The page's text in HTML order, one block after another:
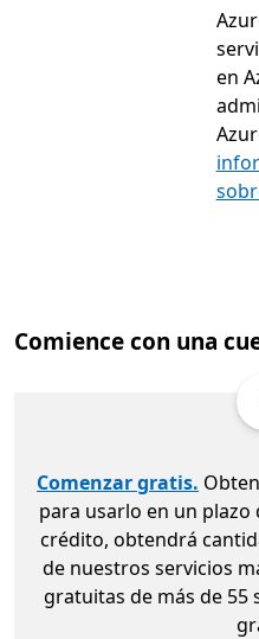
en
Comience con una
Comenzar gratis.
para usarlo en un plazo
crédito, obtendrá
de nuestros servicios
gratuitas de más de 55